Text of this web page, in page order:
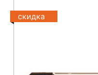
скидка